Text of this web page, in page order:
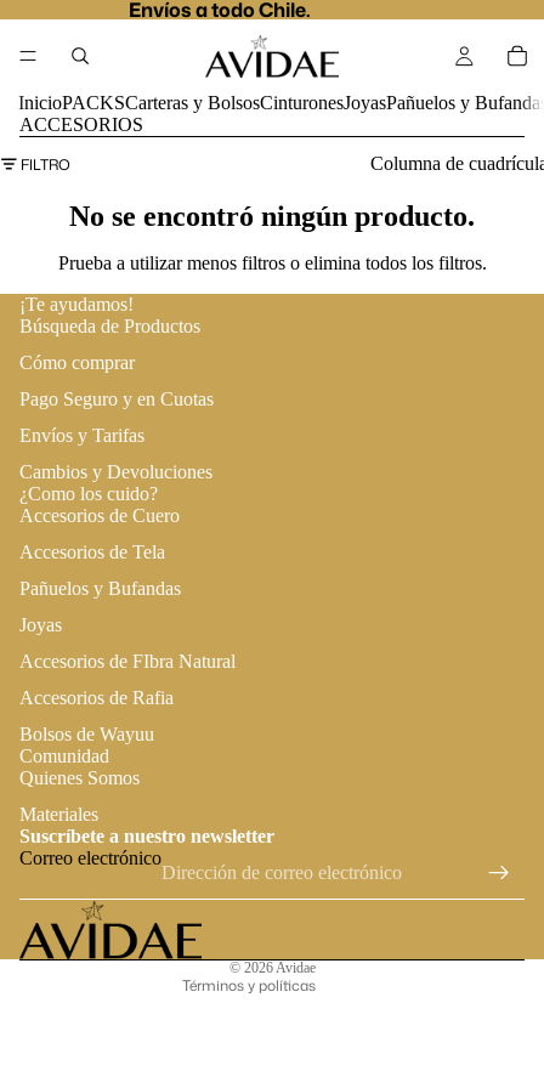
Envíos a todo Chile.
InicioPACKSCarteras y BolsosCinturonesJoyasPañuelos y
ACCESORIOS
FILTRO
Columna de
No se encontró ningún producto.
Prueba a utilizar menos filtros o elimina todos los filtros.
¡Te ayudamos!
Búsqueda de Productos
Cómo comprar
Pago Seguro y en Cuotas
Envíos y Tarifas
Cambios y Devoluciones
¿Como los cuido?
Accesorios de Cuero
Accesorios de Tela
Pañuelos y Bufandas
Joyas
Accesorios de FIbra Natural
Accesorios de Rafia
Bolsos de Wayuu
Comunidad
Quienes Somos
Materiales
Suscríbete a nuestro newsletter
Correo electrónico
© 2026 Avidae
Términos y políticas
Términos del servicio
Política de reembolso
Información de contacto